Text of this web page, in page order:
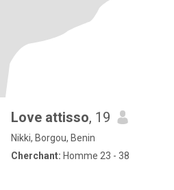
Love attisso, 19
Nikki, Borgou, Benin
Cherchant: Homme 23 - 38